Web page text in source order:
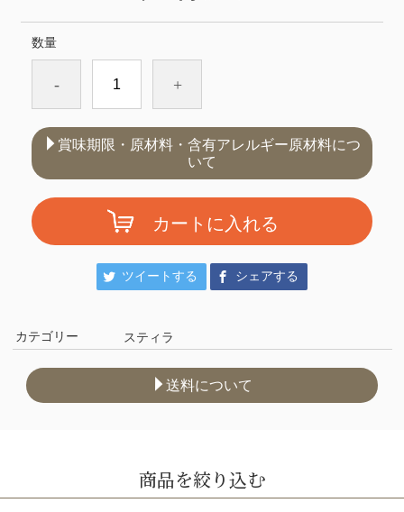
数量
- +
賞味期限・原材料・含有アレルギー原材料につ
いて
カートに入れる
ツイートする シェアする
カテゴリー スティラ
送料について
商品を絞り込む